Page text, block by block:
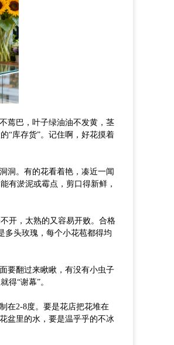
蔫巴，叶子绿油油不发黄，茎
“库存货”。记住啊，好花摸着
洞。有的花看着艳，凑近一闻
有淤泥或霉点，剪口得新鲜，
开，太熟的又容易开败。合格
多头玫瑰，每个小花苞都得均
要翻过来瞅瞅，有没有小虫子
得“谢幕”。
在2-8度。要是花店把花堆在
盆里的水，要是温乎乎的不冰